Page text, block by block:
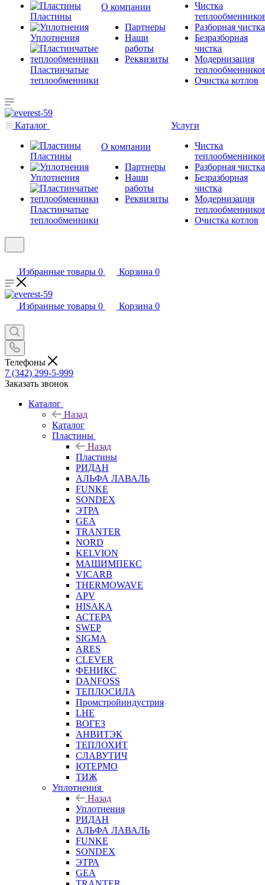
Пластины
Уплотнения
Пластинчатые
теплообменники
О компании
Партнеры
Наши
работы
Реквизиты
Чистка
Разборная чистка
Безразборная
чистка
Модернизация
Очистка котлов
Каталог
Пластины
Уплотнения
Пластинчатые
теплообменники
О компании
Партнеры
Наши
работы
Реквизиты
Услуги
Чистка
Разборная чистка
Безразборная
чистка
Модернизация
Очистка котлов
Избранные товары 0 Корзина 0
Избранные товары 0 Корзина 0
Телефоны
7 (342) 299-5-999
Заказать звонок
Каталог
Назад
Каталог
Пластины
Назад
Пластины
РИДАН
АЛЬФА ЛАВАЛЬ
FUNKE
SONDEX
ЭТРА
GEA
TRANTER
NORD
KELVION
МАШИМПЕКС
VICARB
THERMOWAVE
APV
HISAKA
АСТЕРА
SWEP
SIGMA
ARES
CLEVER
ФЕНИКС
DANFOSS
ТЕПЛОСИЛА
Промстройиндустрия
LHE
ВОГЕЗ
АНВИТЭК
ТЕПЛОХИТ
СЛАВУТИЧ
ЮТЕРМО
ТИЖ
Уплотнения
Назад
Уплотнения
РИДАН
АЛЬФА ЛАВАЛЬ
FUNKE
SONDEX
ЭТРА
GEA